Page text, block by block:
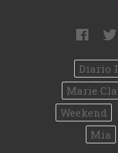
Diario
Marie
Weekend
Mía